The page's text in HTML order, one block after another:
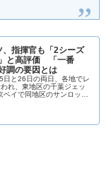
、指揮官も「2シーズ
と高評価 「一番
調の要因とは
と26日の両日、各地でレ
れ、東地区の千葉ジェッ
ベイで同地区のサンロッカ